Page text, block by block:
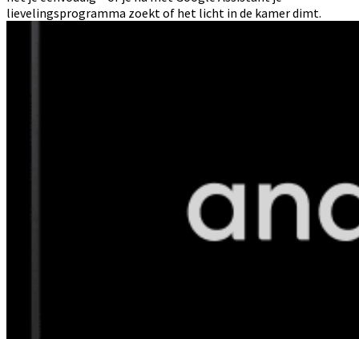
lievelingsprogramma zoekt of het licht in de kamer dimt.